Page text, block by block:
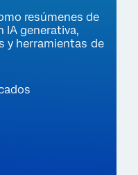
resúmenes de
IA generativa,
y herramientas de